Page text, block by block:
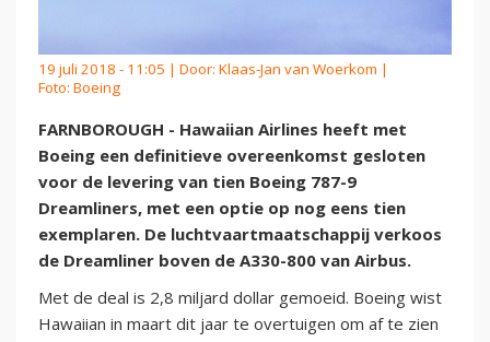
19 juli 2018 - 11:05 | Door: Klaas-Jan van Woerkom |
Foto: Boeing
FARNBOROUGH - Hawaiian Airlines heeft met
Boeing een definitieve overeenkomst gesloten
voor de levering van tien Boeing 787-9
Dreamliners, met een optie op nog eens tien
exemplaren. De luchtvaartmaatschappij verkoos
de Dreamliner boven de A330-800 van Airbus.
Met de deal is 2,8 miljard dollar gemoeid. Boeing wist
Hawaiian in maart dit jaar te overtuigen om af te zien